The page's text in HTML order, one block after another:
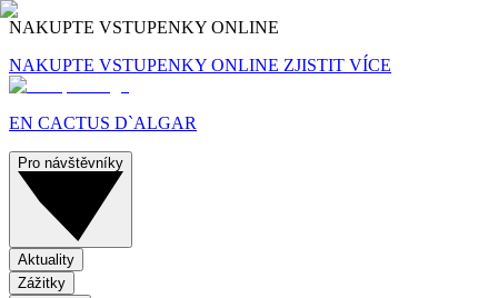
NAKUPTE VSTUPENKY ONLINE
NAKUPTE VSTUPENKY ONLINE ZJISTIT VÍCE
EN CACTUS D`ALGAR
Pro návštěvníky
Aktuality
Zážitky